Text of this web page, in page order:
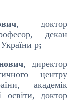
, доктор
декан
р;
, директор
центру
академік
освіти, доктор